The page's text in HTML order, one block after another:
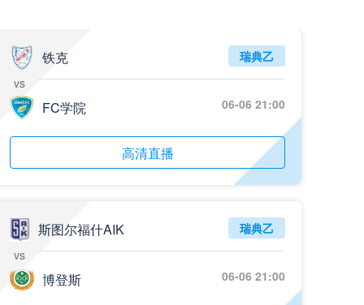
铁克
vs
FC学院
瑞典乙
06-06 21:00
高清直播
斯图尔福什AIK
vs
博登斯
瑞典乙
06-06 21:00